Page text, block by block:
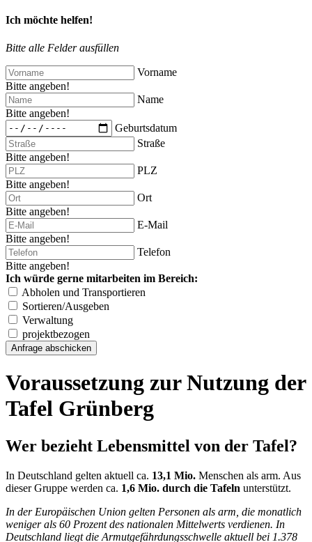
Ich möchte helfen!
Bitte alle Felder ausfüllen
Vorname
Bitte angeben!
Name
Bitte angeben!
Geburtsdatum
Straße
Bitte angeben!
PLZ
Bitte angeben!
Ort
Bitte angeben!
E-Mail
Bitte angeben!
Telefon
Bitte angeben!
Ich würde gerne mitarbeiten im Bereich:
Abholen und Transportieren
Sortieren/Ausgeben
Verwaltung
projektbezogen
Anfrage abschicken
Voraussetzung zur Nutzung der
Tafel Grünberg
Wer bezieht Lebensmittel von der Tafel?
In Deutschland gelten aktuell ca. 13,1 Mio. Menschen als arm. Aus
dieser Gruppe werden ca. 1,6 Mio. durch die Tafeln unterstützt.
In der Europäischen Union gelten Personen als arm, die monatlich
weniger als 60 Prozent des nationalen Mittelwerts verdienen. In
Deutschland liegt die Armutgefährdungsschwelle aktuell bei 1.378